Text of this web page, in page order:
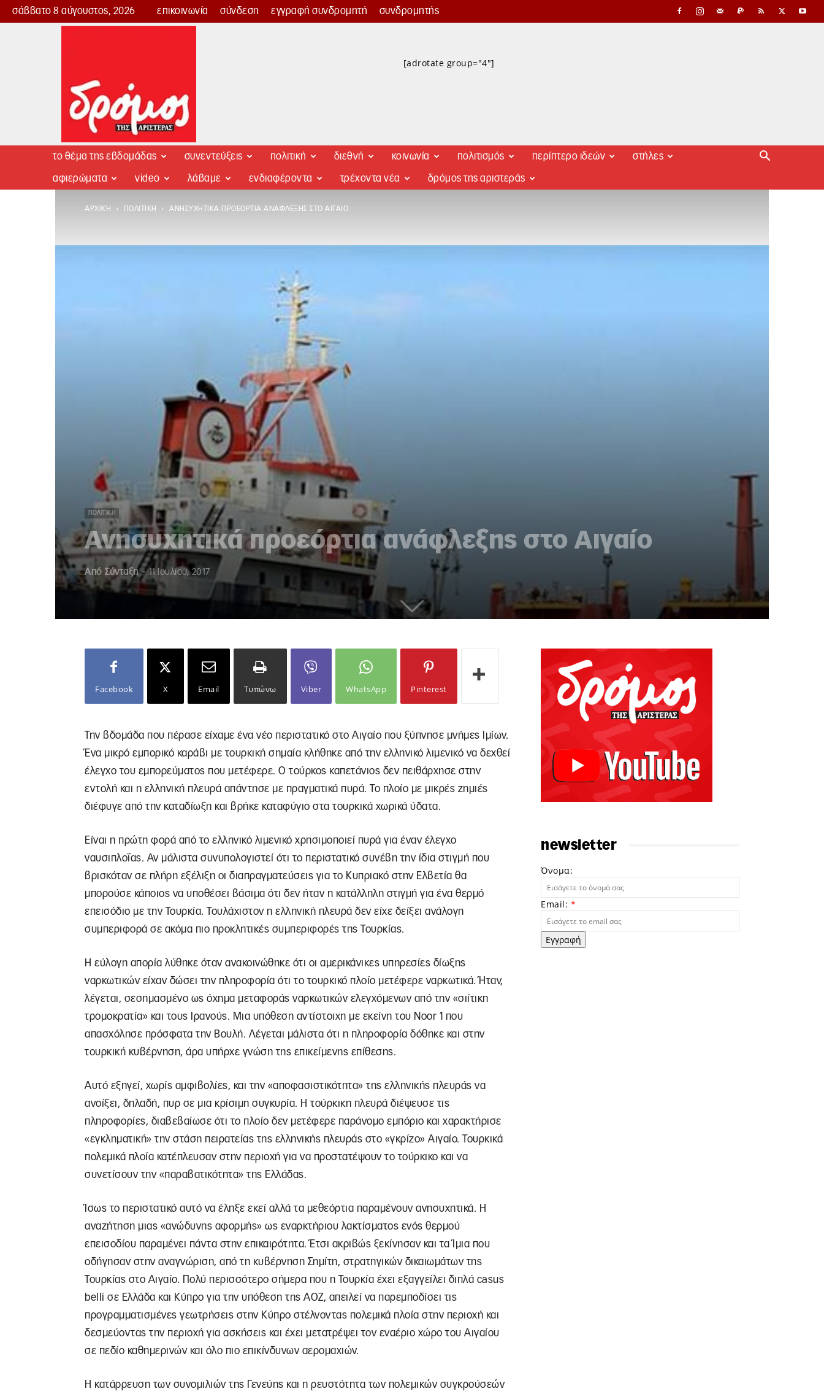
σάββατο 8 αύγουστος, 2026 επικοινωνία σύνδεση εγγραφή συνδρομητή συνδρομητής
Δρόμος
[adrotate group="4"]
το θέμα της εβδομάδας συνεντεύξεις πολιτική διεθνή κοινωνία πολιτισμός περίπτερο ιδεών στήλες
αφιερώματα video λάβαμε ενδιαφέροντα τρέχοντα νέα δρόμος της αριστεράς
ΑΡΧΙΚΉ ΠΟΛΙΤΙΚΉ ΑΝΗΣΥΧΗΤΙΚΆ ΠΡΟΕΌΡΤΙΑ ΑΝΆΦΛΕΞΗΣ ΣΤΟ ΑΙΓΑΊΟ
ΠΟΛΙΤΙΚΉ
Ανησυχητικά προεόρτια ανάφλεξης στο Αιγαίο
Από Σύνταξη - 11 Ιουλίου, 2017
Facebook X Email Τυπώνω Viber WhatsApp Pinterest
Την βδομάδα που πέρασε είχαμε ένα νέο περιστατικό στο Αιγαίο που ξύπνησε μνήμες Ιμίων.
Ένα μικρό εμπορικό καράβι με τουρκική σημαία κλήθηκε από την ελληνικό λιμενικό να δεχθεί
έλεγχο του εμπορεύματος που μετέφερε. Ο τούρκος καπετάνιος δεν πειθάρχησε στην
εντολή και η ελληνική πλευρά απάντησε με πραγματικά πυρά. Το πλοίο με μικρές ζημιές
διέφυγε από την καταδίωξη και βρήκε καταφύγιο στα τουρκικά χωρικά ύδατα.
Είναι η πρώτη φορά από το ελληνικό λιμενικό χρησιμοποιεί πυρά για έναν έλεγχο
ναυσιπλοΐας. Αν μάλιστα συνυπολογιστεί ότι το περιστατικό συνέβη την ίδια στιγμή που
βρισκόταν σε πλήρη εξέλιξη οι διαπραγματεύσεις για το Κυπριακό στην Ελβετία θα
μπορούσε κάποιος να υποθέσει βάσιμα ότι δεν ήταν η κατάλληλη στιγμή για ένα θερμό
επεισόδιο με την Τουρκία. Τουλάχιστον η ελληνική πλευρά δεν είχε δείξει ανάλογη
συμπεριφορά σε ακόμα πιο προκλητικές συμπεριφορές της Τουρκίας.
Η εύλογη απορία λύθηκε όταν ανακοινώθηκε ότι οι αμερικάνικες υπηρεσίες δίωξης
ναρκωτικών είχαν δώσει την πληροφορία ότι το τουρκικό πλοίο μετέφερε ναρκωτικά. Ήταν,
λέγεται, σεσημασμένο ως όχημα μεταφοράς ναρκωτικών ελεγχόμενων από την «σιίτικη
τρομοκρατία» και τους Ιρανούς. Μια υπόθεση αντίστοιχη με εκείνη του Noor 1 που
απασχόλησε πρόσφατα την Βουλή. Λέγεται μάλιστα ότι η πληροφορία δόθηκε και στην
τουρκική κυβέρνηση, άρα υπήρχε γνώση της επικείμενης επίθεσης.
Αυτό εξηγεί, χωρίς αμφιβολίες, και την «αποφασιστικότητα» της ελληνικής πλευράς να
ανοίξει, δηλαδή, πυρ σε μια κρίσιμη συγκυρία. Η τούρκικη πλευρά διέψευσε τις
πληροφορίες, διαβεβαίωσε ότι το πλοίο δεν μετέφερε παράνομο εμπόριο και χαρακτήρισε
«εγκληματική» την στάση πειρατείας της ελληνικής πλευράς στο «γκρίζο» Αιγαίο. Τουρκικά
πολεμικά πλοία κατέπλευσαν στην περιοχή για να προστατέψουν το τούρκικο και να
συνετίσουν την «παραβατικότητα» της Ελλάδας.
Ίσως το περιστατικό αυτό να έληξε εκεί αλλά τα μεθεόρτια παραμένουν ανησυχητικά. Η
αναζήτηση μιας «ανώδυνης αφορμής» ως εναρκτήριου λακτίσματος ενός θερμού
επεισοδίου παραμένει πάντα στην επικαιρότητα. Έτσι ακριβώς ξεκίνησαν και τα Ίμια που
οδήγησαν στην αναγνώριση, από τη κυβέρνηση Σημίτη, στρατηγικών δικαιωμάτων της
Τουρκίας στο Αιγαίο. Πολύ περισσότερο σήμερα που η Τουρκία έχει εξαγγείλει διπλά casus
belli σε Ελλάδα και Κύπρο για την υπόθεση της ΑΟΖ, απειλεί να παρεμποδίσει τις
προγραμματισμένες γεωτρήσεις στην Κύπρο στέλνοντας πολεμικά πλοία στην περιοχή και
δεσμεύοντας την περιοχή για ασκήσεις και έχει μετατρέψει τον εναέριο χώρο του Αιγαίου
σε πεδίο καθημερινών και όλο πιο επικίνδυνων αερομαχιών.
Η κατάρρευση των συνομιλιών της Γενεύης και η ρευστότητα των πολεμικών συγκρούσεών
newsletter
Όνομα:
Email: *
Εγγραφή